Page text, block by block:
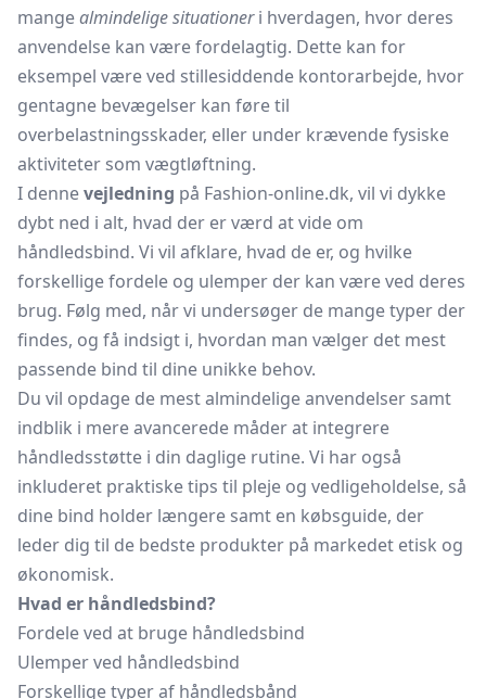
mangealmindelige situationeri hverdagen, hvor deres
anvendelse kan være fordelagtig. Dette kan for
eksempel være ved stillesiddende kontorarbejde, hvor
gentagne bevægelser kan føre til
overbelastningsskader, eller under krævende fysiske
aktiviteter som vægtløftning.
I dennevejledning på Fashion-online.dk, vil vi dykke
dybt ned i alt, hvad der er værd at vide om
håndledsbind. Vi vil afklare, hvad de er, og hvilke
forskellige fordele og ulemper der kan være ved deres
brug. Følg med, når vi undersøger de mange typer der
findes, og få indsigt i, hvordan man vælger det mest
passende bind til dine unikke behov.
Du vil opdage de mest almindelige anvendelser samt
indblik i mere avancerede måder at integrere
håndledsstøtte i din daglige rutine. Vi har også
inkluderet praktiske tips til pleje og vedligeholdelse, så
dine bind holder længere samt en købsguide, der
leder dig til de bedste produkter på markedet etisk og
økonomisk.
Hvad er håndledsbind?
Fordele ved at bruge håndledsbind
Ulemper ved håndledsbind
Forskellige typer af håndledsbånd